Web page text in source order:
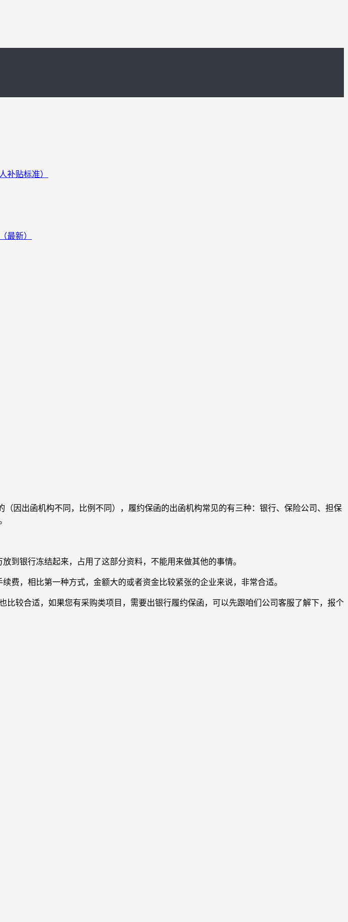
补贴标准）
最新）
因出函机构不同，比例不同），履约保函的出函机构常见的有三种：银行、保险公司、担保
银行冻结起来，占用了这部分资料，不能用来做其他的事情。
，相比第一种方式，金额大的或者资金比较紧张的企业来说，非常合适。
合适，如果您有采购类项目，需要出银行履约保函，可以先跟咱们公司客服了解下，报个